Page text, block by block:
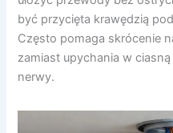
być przycięta krawędzią
Często pomaga skrócenie
zamiast upychania w
nerwy.